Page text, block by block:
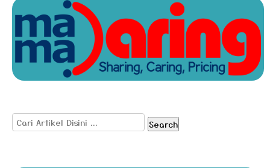
Search